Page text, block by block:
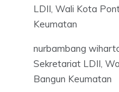
LDII, Wali Kota
Keumatan
nurbambang
Sekretariat LDII,
Bangun Keumatan